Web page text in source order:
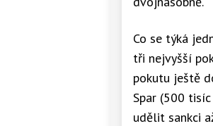
Co se týká
tři nejvyšší
pokutu ještě
Spar (500
udělit sankci